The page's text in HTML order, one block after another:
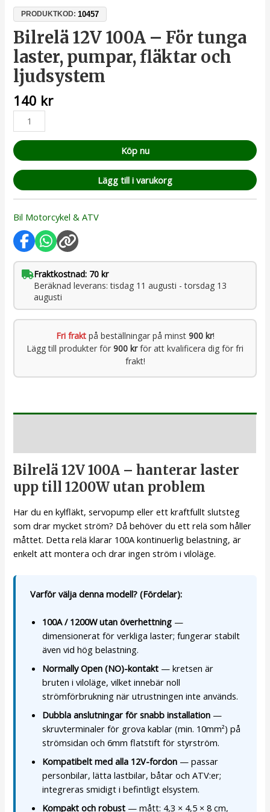
PRODUKTKOD:10457
Bilrelä 12V 100A – För tunga
laster, pumpar, fläktar och
ljudsystem
140 kr
Köp nu
Lägg till i varukorg
Bil Motorcykel & ATV
Fraktkostnad: 70 kr
Beräknad leverans: tisdag 11 augusti - torsdag 13
augusti
Fri fraktpå beställningar på minst 900 kr!
Lägg till produkter för 900 krför att kvalificera dig för fri
frakt!
Bilrelä 12V 100A – hanterar laster
upp till 1200W utan problem
Har du en kylfläkt, servopump eller ett kraftfullt slutsteg
som drar mycket ström? Då behöver du ett relä som håller
måttet. Detta relä klarar 100A kontinuerlig belastning, är
enkelt att montera och drar ingen ström i viloläge.
Varför välja denna modell? (Fördelar):
100A / 1200W utan överhettning —
dimensionerat för verkliga laster; fungerar stabilt
även vid hög belastning.
Normally Open (NO)-kontakt — kretsen är
bruten i viloläge, vilket innebär noll
strömförbrukning när utrustningen inte används.
Dubbla anslutningar för snabb installation —
skruvterminaler för grova kablar (min. 10mm²) på
strömsidan och 6mm flatstift för styrström.
Kompatibelt med alla 12V-fordon — passar
personbilar, lätta lastbilar, båtar och ATV:er;
integreras smidigt i befintligt elsystem.
Kompakt och robust — mått: 4,3 × 4,5 × 8 cm,